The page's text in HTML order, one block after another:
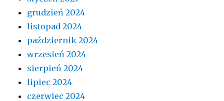
grudzień 2024
listopad 2024
październik 2024
wrzesień 2024
sierpień 2024
lipiec 2024
czerwiec 2024